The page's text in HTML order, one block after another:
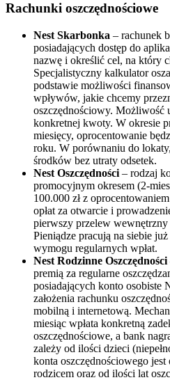
Rachunki oszczędnościowe
Nest Skarbonka – rachunek
posiadających dostęp do
nazwę i określić cel, na który
Specjalistyczny kalkulator
podstawie możliwości
wpływów, jakie chcemy
oszczędnościowy. Możliwość
konkretnej kwoty. W okresie
miesięcy, oprocentowanie
roku. W porównaniu do
środków bez utraty odsetek.
Nest Oszczędności – rodzaj
promocyjnym okresem (2-
100.000 zł z
opłat za otwarcie i
pierwszy przelew
Pieniądze pracują na siebie
wymogu regularnych wpłat.
Nest Rodzinne Oszczędności
premią za regularne
posiadających konto osobiste
założenia rachunku
mobilną i internetową.
miesiąc wpłata konkretną
oszczędnościowe, a bank
zależy od ilości dzieci
konta oszczędnościowego
rodzicem oraz od ilości lat